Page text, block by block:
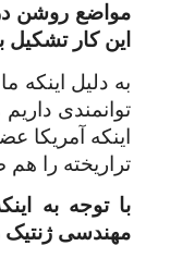
مواضع روشن در
این کار تشکیل
به دلیل اینکه
توانمندی
اینکه آمریکا
تراریخته را هم صادر می‌کند
با توجه به
مهندسی ژنتیک